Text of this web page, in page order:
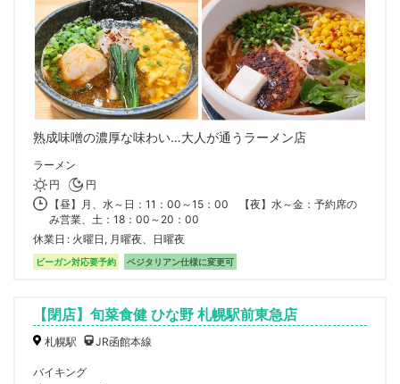
熟成味噌の濃厚な味わい…大人が通うラーメン店
ラーメン
円
円
【昼】月、水～日：11：00～15：00 【夜】水～金：予約席の
み営業、土：18：00～20：00
休業日
火曜日, 月曜夜、日曜夜
ビーガン対応要予約 ベジタリアン仕様に変更可
【閉店】旬菜食健 ひな野 札幌駅前東急店
札幌駅 JR函館本線
バイキング